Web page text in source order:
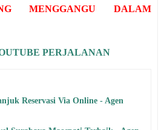
MENGGANGU DALAM
PERJALANAN
Reservasi Via Online - Agen